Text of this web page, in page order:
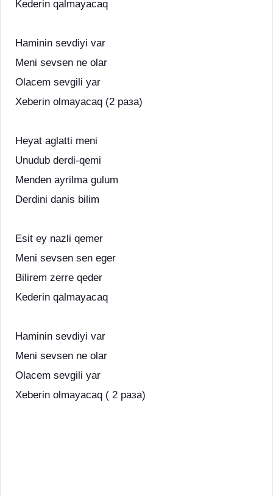
Kederin qalmayacaq
Haminin sevdiyi var
Meni sevsen ne olar
Olacem sevgili yar
Xeberin olmayacaq (2 раза)
Heyat aglatti meni
Unudub derdi-qemi
Menden ayrilma gulum
Derdini danis bilim
Esit ey nazli qemer
Meni sevsen sen eger
Bilirem zerre qeder
Kederin qalmayacaq
Haminin sevdiyi var
Meni sevsen ne olar
Olacem sevgili yar
Xeberin olmayacaq ( 2 раза)